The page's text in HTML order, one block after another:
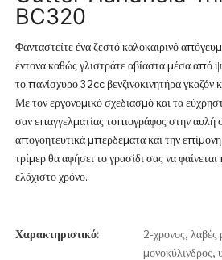
BC320
Φανταστείτε ένα ζεστό καλοκαιρινό
έντονα καθώς γλιστράτε αβίαστα μέσα από
το πανίσχυρο 32cc βενζινοκινητήρα γκαζόν
Με τον εργονομικό σχεδιασμό και τα
σαν επαγγελματίας τοπιογράφος στην αυλή
απογοητευτικά μπερδέματα και την
τρίμερ θα αφήσει το γρασίδι σας να
ελάχιστο χρόνο.
Χαρακτηριστικό:
2-χρονος, λαβές